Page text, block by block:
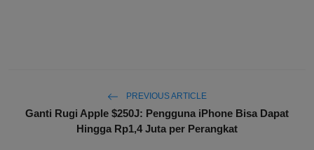
PREVIOUS ARTICLE
Ganti Rugi Apple $250J: Pengguna iPhone Bisa Dapat
Hingga Rp1,4 Juta per Perangkat